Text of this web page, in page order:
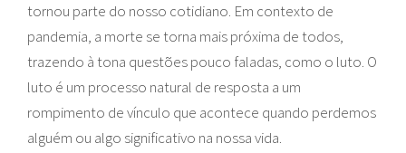
tornou parte do nosso cotidiano. Em contexto de
pandemia, a morte se torna mais próxima de todos,
trazendo à tona questões pouco faladas, como o luto. O
luto é um processo natural de resposta a um
rompimento de vínculo que acontece quando perdemos
alguém ou algo significativo na nossa vida.